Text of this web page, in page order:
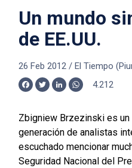
Un mundo
de EE.UU.
26 Feb 2012/ El Tiempo
Facebook
TwitterLinkedInWhatsApp
4.212
Zbigniew Brzezinski es
generación de analistas
escuchado mencionar
Seguridad Nacional del